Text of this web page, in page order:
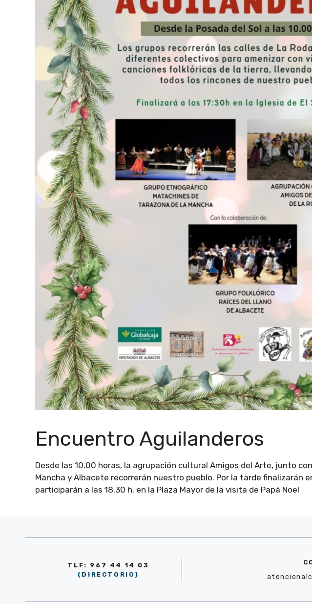
Encuentro Aguilanderos
Desde las 10.00 horas, la agrupación cultural Amigos del Arte, junto
Mancha y Albacete recorrerán nuestro pueblo. Por la tarde finalizarán
participarán a las 18.30 h. en la Plaza Mayor de la visita de Papá Noel
TLF: 967 44 14 03
(DIRECTORIO)